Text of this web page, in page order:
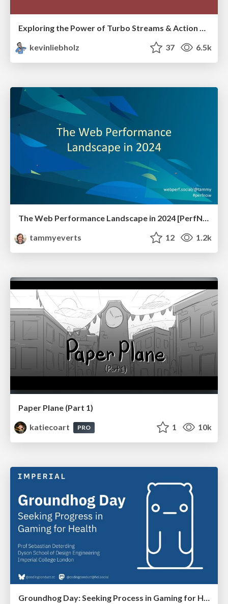
Exploring the Power of Turbo Streams & Action Cable | RailsConf2023
kevinliebholz
37 6.5k
The Web Performance Landscape in 2024 [PerfNow 2024]
tammyeverts
12 1.2k
Paper Plane (Part 1)
katiecoart
PRO 1 10k